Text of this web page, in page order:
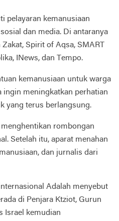
pelayaran kemanusiaan
dan media. Di antaranya
Spirit of Aqsa, SMART
INews, dan Tempo.
kemanusiaan untuk warga
ingin meningkatkan perhatian
yang terus berlangsung.
rombongan
Setelah itu, aparat menahan
dan jurnalis dari
Adalah menyebut
di Penjara Ktziot, Gurun
Israel kemudian